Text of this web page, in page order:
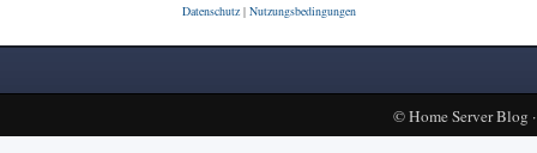
Datenschutz| Nutzungsbedingungen
©Home Server Blog